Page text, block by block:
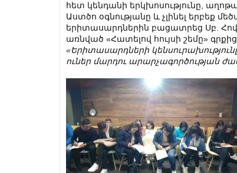
հետ կենդանի երկխոսությունը,
Աստծո օգնությանը և չլինել երբեք
երիտասարդներին բացատրեց Սբ.
առնված «Հատելով հույսի շեմը» գրքից
«Երիտասարդների
ուներ մարդու արարչագործության